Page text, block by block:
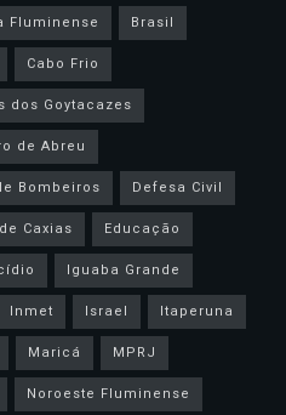
Fluminense
Brasil
Cabo Frio
dos Goytacazes
de Abreu
Bombeiros
Defesa Civil
Caxias
Educação
Iguaba Grande
Inmet Israel
Itaperuna
Maricá
MPRJ
Noroeste Fluminense